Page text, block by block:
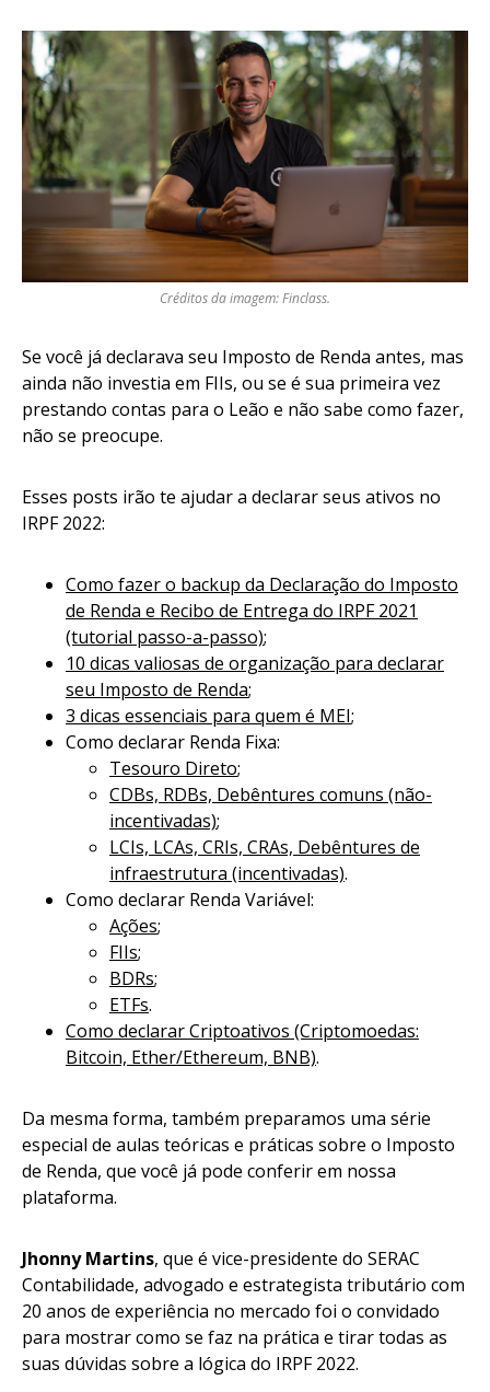
Créditos da imagem: Finclass.
Se você já declarava seu Imposto de Renda antes, mas
ainda não investia em FIIs, ou se é sua primeira vez
prestando contas para o Leão e não sabe como fazer,
não se preocupe.
Esses posts irão te ajudar a declarar seus ativos no
IRPF 2022:
Como fazer o backup da Declaração do Imposto
de Renda e Recibo de Entrega do IRPF 2021
(tutorial passo-a-passo);
10 dicas valiosas de organização para declarar
seu Imposto de Renda;
3 dicas essenciais para quem é MEI;
Como declarar Renda Fixa:
Tesouro Direto;
CDBs, RDBs, Debêntures comuns (não-
incentivadas);
LCIs, LCAs, CRIs, CRAs, Debêntures de
infraestrutura (incentivadas).
Como declarar Renda Variável:
Ações;
FIIs;
BDRs;
ETFs.
Como declarar Criptoativos (Criptomoedas:
Bitcoin, Ether/Ethereum, BNB).
Da mesma forma, também preparamos uma série
especial de aulas teóricas e práticas sobre o Imposto
de Renda, que você já pode conferir em nossa
plataforma.
Jhonny Martins, que é vice-presidente do SERAC
Contabilidade, advogado e estrategista tributário com
20 anos de experiência no mercado foi o convidado
para mostrar como se faz na prática e tirar todas as
suas dúvidas sobre a lógica do IRPF 2022.